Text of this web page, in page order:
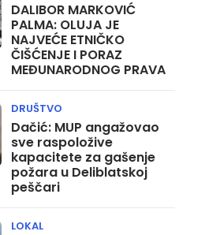
DALIBOR MARKOVIĆ
PALMA: OLUJA JE
NAJVEĆE ETNIČKO
ČIŠĆENJE I PORAZ
MEĐUNARODNOG PRAVA
Dačić: MUP angažovao
sve raspoložive
kapacitete za gašenje
požara u Deliblatskoj
peščari
DRUŠTVO
LOKAL